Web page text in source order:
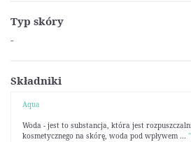
Typ skóry
-
Składniki
Aqua
Woda - jest to substancja, która jest
kosmetycznego na skórę, woda pod wpływem ...